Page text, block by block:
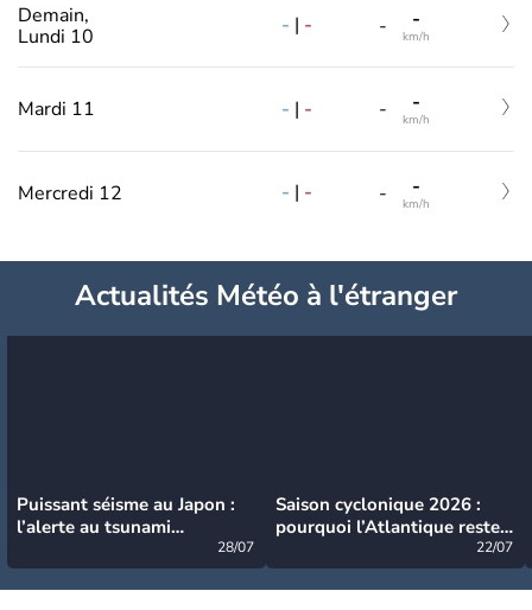
Demain,
Lundi 10
- | - - -
km/h
Mardi 11 - | - - -
km/h
Mercredi 12 - | - - -
km/h
Actualités Météo à l'étranger
Puissant séisme au Japon :
l’alerte au tsunami
28/07
Saison cyclonique 2026 :
pourquoi l’Atlantique reste
22/07